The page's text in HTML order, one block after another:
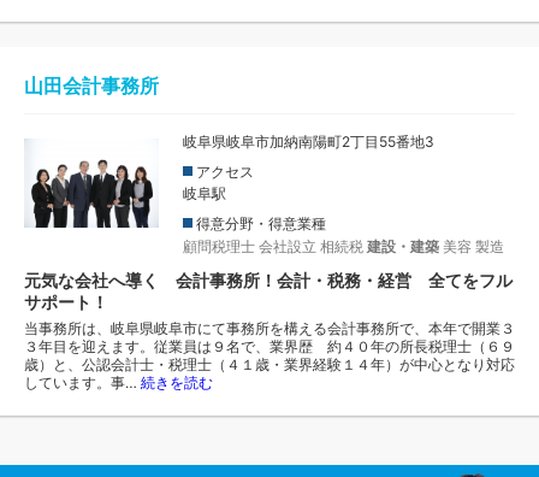
山田会計事務所
岐阜県岐阜市加納南陽町2丁目55番地3
アクセス
岐阜駅
得意分野・得意業種
顧問税理士 会社設立 相続税 建設・建築 美容 製造
元気な会社へ導く 会計事務所！会計・税務・経営 全てをフル
サポート！
当事務所は、岐阜県岐阜市にて事務所を構える会計事務所で、本年で開業３
３年目を迎えます。従業員は９名で、業界歴 約４０年の所長税理士（６９
歳）と、公認会計士・税理士（４１歳・業界経験１４年）が中心となり対応
しています。事… 続きを読む